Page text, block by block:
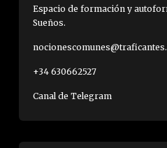
Espacio de formación y
Sueños.
+34 630662527
Canal de Telegram